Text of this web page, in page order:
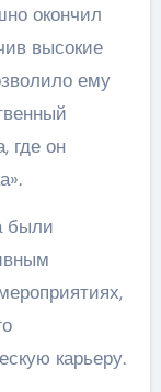
окончил
высокие
ему
где он
были
карьеру.